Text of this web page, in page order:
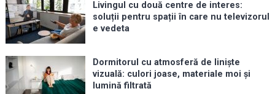
Livingul cu două centre de interes:
soluții pentru spații în care nu televizorul
e vedeta
Dormitorul cu atmosferă de liniște
vizuală: culori joase, materiale moi și
lumină filtrată